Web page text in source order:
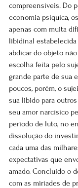
compreensíveis. Do
economia psíquica,
apenas com muita
libidinal estabelecida
abdicar do objeto
escolha feita pelo
grande parte de sua
poucos, porém, o
sua libido para
seu amor narcísico
período de luto, no
dissolução do
cada uma das
expectativas que
amado. Concluído o
com as miríades de